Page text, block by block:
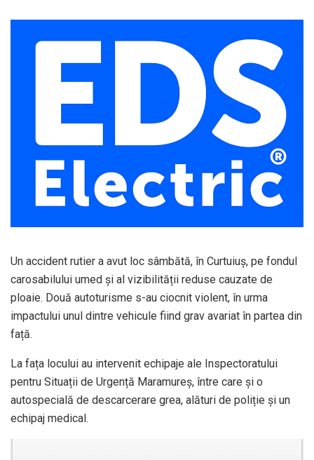
Un accident rutier a avut loc sâmbătă, în Curtuiuș, pe fondul
carosabilului umed și al vizibilității reduse cauzate de
ploaie. Două autoturisme s-au ciocnit violent, în urma
impactului unul dintre vehicule fiind grav avariat în partea din
față.
La fața locului au intervenit echipaje ale Inspectoratului
pentru Situații de Urgență Maramureș, între care și o
autospecială de descarcerare grea, alături de poliție și un
echipaj medical.